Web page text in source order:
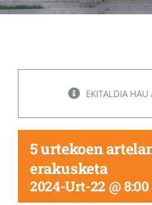
EKITALDIA
5 urtekoen
erakusketa
2024-Urt-22 @ 8:00